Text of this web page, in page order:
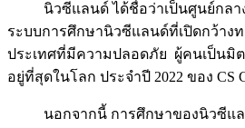
นิวซีแลนด์ ได้ชื่อว่าเป็นศูนย์กลา
ระบบการศึกษานิวซีแลนด์ที่เปิดกว้าง
ประเทศที่มีความปลอดภัย ผู้คนเป็นมิ
อยู่ที่สุดในโลก ประจำปี 2022 ของ CS
นอกจากนี้ การศึกษาของนิวซีแ